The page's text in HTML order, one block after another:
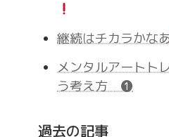
継続はチカラかなあ
メンタルアートト
う考え方 ❶
過去の記事